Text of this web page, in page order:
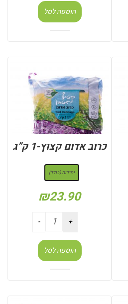
הוספה לסל
כרוב אדום קצוץ-1 ק”ג
יחידות (בודד)
₪23.90
הוספה לסל